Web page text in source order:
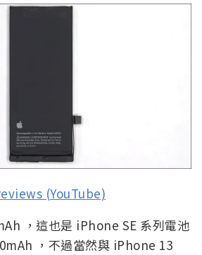
(YouTube)
，這也是 iPhone SE 系列電池
，不過當然與 iPhone 13